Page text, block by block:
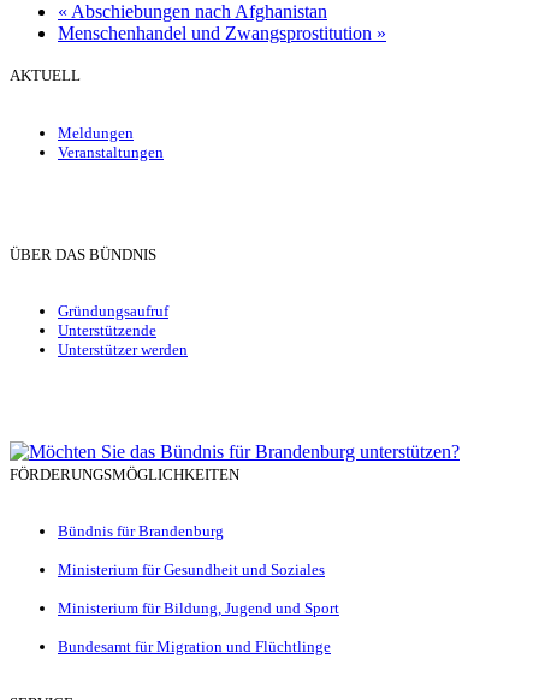
« Abschiebungen nach Afghanistan
Menschenhandel und Zwangsprostitution »
AKTUELL
Meldungen
Veranstaltungen
ÜBER DAS BÜNDNIS
Gründungsaufruf
Unterstützende
Unterstützer werden
FÖRDERUNGSMÖGLICHKEITEN
Bündnis für Brandenburg
Ministerium für Gesundheit und Soziales
Ministerium für Bildung, Jugend und Sport
Bundesamt für Migration und Flüchtlinge